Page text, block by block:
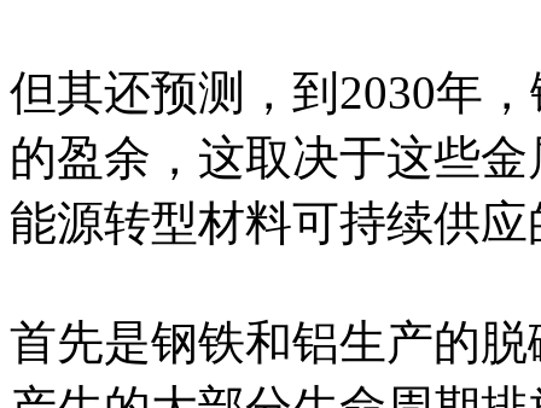
但其还预测，到2030年
的盈余，这取决于这些
能源转型材料可持续供
首先是钢铁和铝生产的